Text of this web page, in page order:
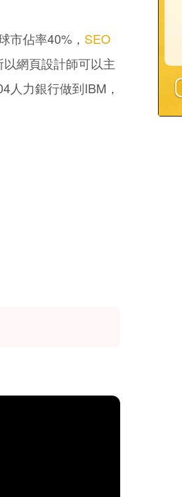
市佔率40%， SEO
網頁設計師可以主
人力銀行做到IBM，